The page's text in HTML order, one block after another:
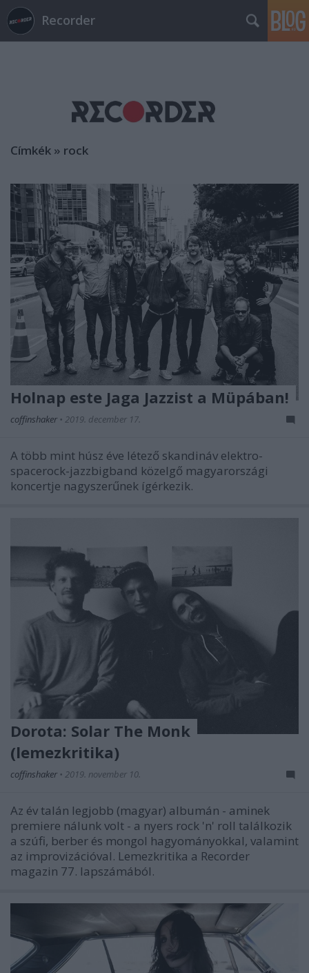
Recorder
Címkék » rock
Holnap este Jaga Jazzist a Müpában!
coffinshaker • 2019. december 17.
A több mint húsz éve létező skandináv elektro-
spacerock-jazzbigband közelgő magyarországi
koncertje nagyszerűnek ígérkezik.
Dorota: Solar The Monk
(lemezkritika)
coffinshaker • 2019. november 10.
Az év talán legjobb (magyar) albumán - aminek
premiere nálunk volt - a nyers rock 'n' roll találkozik
a szúfi, berber és mongol hagyományokkal, valamint
az improvizációval. Lemezkritika a Recorder
magazin 77. lapszámából.